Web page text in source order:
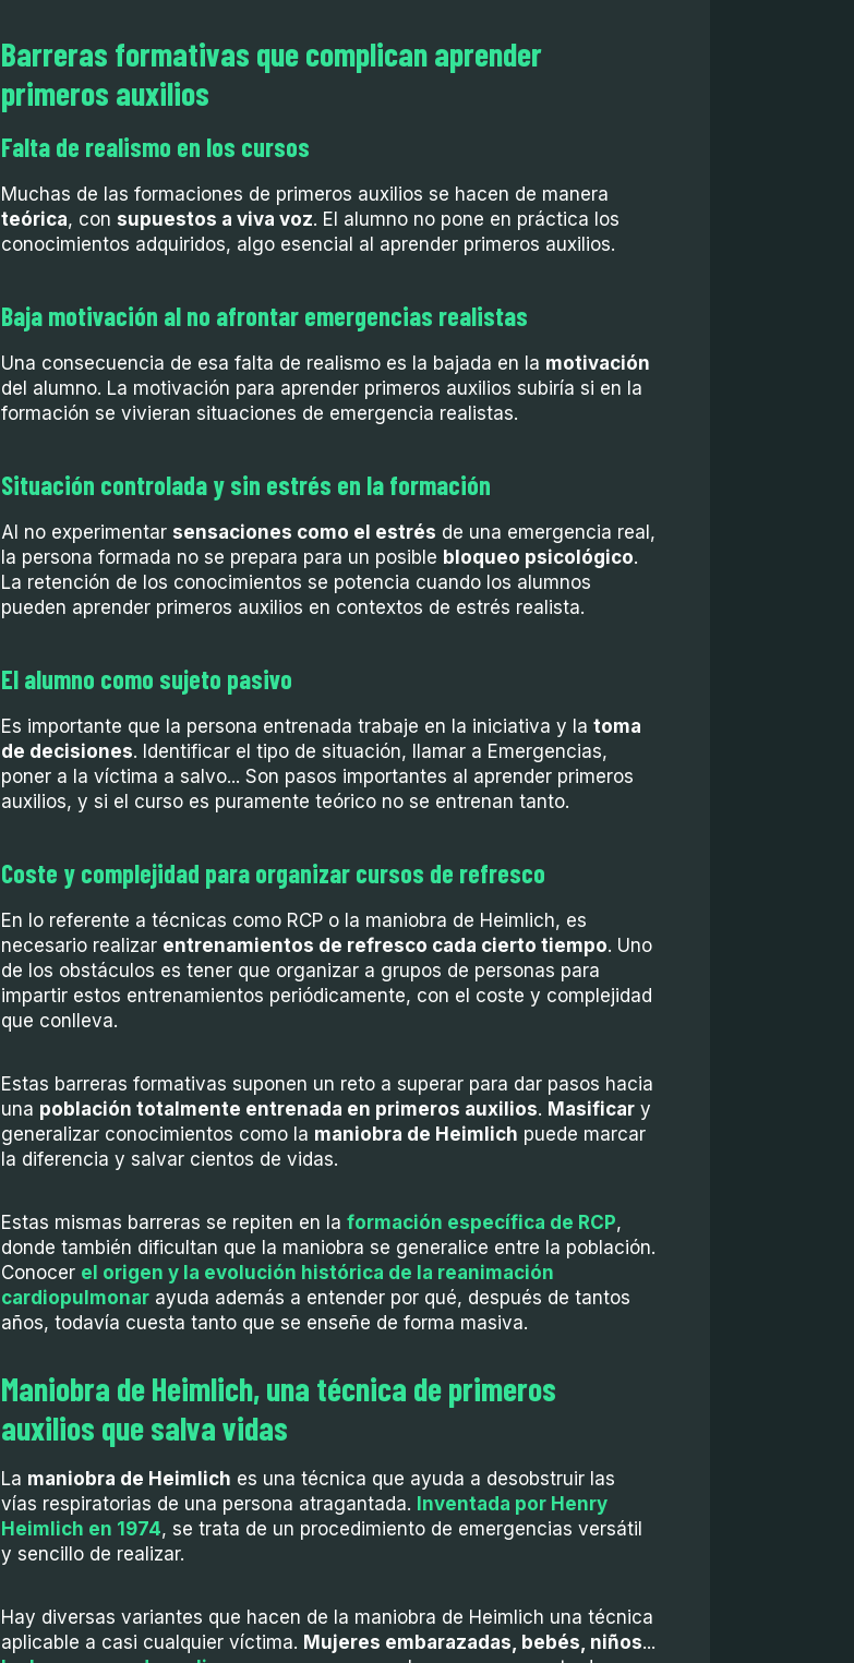
Barreras formativas que complican aprender
primeros auxilios
Falta de realismo en los cursos
Muchas de las formaciones de primeros auxilios se hacen de manera
teórica, con supuestos a viva voz. El alumno no pone en práctica los
conocimientos adquiridos, algo esencial al aprender primeros auxilios.
Baja motivación al no afrontar emergencias realistas
Una consecuencia de esa falta de realismo es la bajada en la motivación
del alumno. La motivación para aprender primeros auxilios subiría si en la
formación se vivieran situaciones de emergencia realistas.
Situación controlada y sin estrés en la formación
Al no experimentar sensaciones como el estrés de una emergencia real,
la persona formada no se prepara para un posible bloqueo psicológico.
La retención de los conocimientos se potencia cuando los alumnos
pueden aprender primeros auxilios en contextos de estrés realista.
El alumno como sujeto pasivo
Es importante que la persona entrenada trabaje en la iniciativa y la toma
de decisiones. Identificar el tipo de situación, llamar a Emergencias,
poner a la víctima a salvo... Son pasos importantes al aprender primeros
auxilios, y si el curso es puramente teórico no se entrenan tanto.
Coste y complejidad para organizar cursos de refresco
En lo referente a técnicas como RCP o la maniobra de Heimlich, es
necesario realizar entrenamientos de refresco cada cierto tiempo. Uno
de los obstáculos es tener que organizar a grupos de personas para
impartir estos entrenamientos periódicamente, con el coste y complejidad
que conlleva.
Estas barreras formativas suponen un reto a superar para dar pasos hacia
una población totalmente entrenada en primeros auxilios. Masificar y
generalizar conocimientos como la maniobra de Heimlich puede marcar
la diferencia y salvar cientos de vidas.
Estas mismas barreras se repiten en la formación específica de RCP,
donde también dificultan que la maniobra se generalice entre la población.
Conocer el origen y la evolución histórica de la reanimación
cardiopulmonar ayuda además a entender por qué, después de tantos
años, todavía cuesta tanto que se enseñe de forma masiva.
Maniobra de Heimlich, una técnica de primeros
auxilios que salva vidas
La maniobra de Heimlich es una técnica que ayuda a desobstruir las
vías respiratorias de una persona atragantada. Inventada por Henry
Heimlich en 1974, se trata de un procedimiento de emergencias versátil
y sencillo de realizar.
Hay diversas variantes que hacen de la maniobra de Heimlich una técnica
aplicable a casi cualquier víctima. Mujeres embarazadas, bebés, niños...